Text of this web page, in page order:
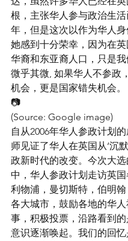
根，主张华人参与政治生
年，但是这次以作为华人
她感到十分荣幸，因为在
华裔和东亚裔人口，只是
微乎其微, 如果华人不参政
机会，更是国家错失机会。
📷
(Source: Google image)
自从2006年华人参政计划
师见证了华人在英国从‘沉
政新时代的改变。今次大
中，华人参政计划走访英
利物浦，曼切斯特，伯明
各大城市，鼓励各地的华
事，积极投票，沿路看到
意识逐渐唤起。我们的回